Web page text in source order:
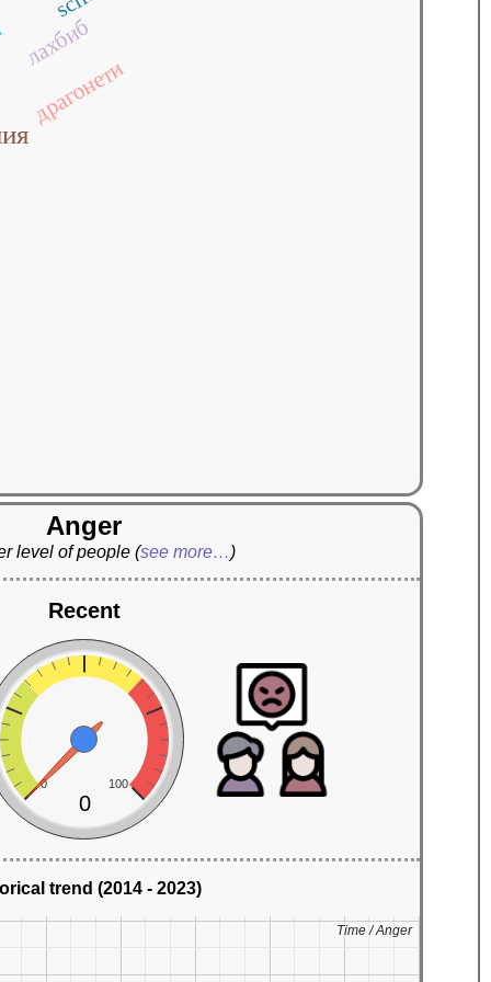
драгонети
лахбиб
Anger
level of people(see more…)
Recent
0 100
0
trend (2014 - 2023)
Time / Anger
Time / Anger